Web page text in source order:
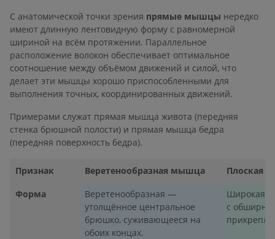
С анатомической точки зрения прямые мышцы нередко
имеют длинную лентовидную форму с равномерной
шириной на всём протяжении. Параллельное
расположение волокон обеспечивает оптимальное
соотношение между объёмом движений и силой, что
делает эти мышцы хорошо приспособленными для
выполнения точных, координированных движений.
Примерами служат прямая мышца живота (передняя
стенка брюшной полости) и прямая мышца бедра
(передняя поверхность бедра).
Признак Веретенообразная мышца
Плоская
Форма
Веретенообразная —
утолщённое центральное
брюшко, суживающееся на
обоих концах.
Широкая,
с